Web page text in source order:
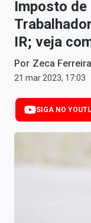
Money Trader
Anuncie
Últimas Notícias
Newsletters
Cotações
Imposto de
IR; veja
Por Zeca Ferreira
21 mar 2023, 17:03
SIGA NO